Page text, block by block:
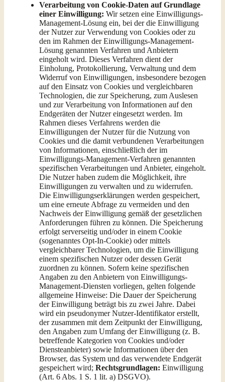
Verarbeitung von Cookie-Daten auf Grundlage
einer Einwilligung: Wir setzen eine Einwilligungs-
Management-Lösung ein, bei der die Einwilligung
der Nutzer zur Verwendung von Cookies oder zu
den im Rahmen der Einwilligungs-Management-
Lösung genannten Verfahren und Anbietern
eingeholt wird. Dieses Verfahren dient der
Einholung, Protokollierung, Verwaltung und dem
Widerruf von Einwilligungen, insbesondere bezogen
auf den Einsatz von Cookies und vergleichbaren
Technologien, die zur Speicherung, zum Auslesen
und zur Verarbeitung von Informationen auf den
Endgeräten der Nutzer eingesetzt werden. Im
Rahmen dieses Verfahrens werden die
Einwilligungen der Nutzer für die Nutzung von
Cookies und die damit verbundenen Verarbeitungen
von Informationen, einschließlich der im
Einwilligungs-Management-Verfahren genannten
spezifischen Verarbeitungen und Anbieter, eingeholt.
Die Nutzer haben zudem die Möglichkeit, ihre
Einwilligungen zu verwalten und zu widerrufen.
Die Einwilligungserklärungen werden gespeichert,
um eine erneute Abfrage zu vermeiden und den
Nachweis der Einwilligung gemäß der gesetzlichen
Anforderungen führen zu können. Die Speicherung
erfolgt serverseitig und/oder in einem Cookie
(sogenanntes Opt-In-Cookie) oder mittels
vergleichbarer Technologien, um die Einwilligung
einem spezifischen Nutzer oder dessen Gerät
zuordnen zu können. Sofern keine spezifischen
Angaben zu den Anbietern von Einwilligungs-
Management-Diensten vorliegen, gelten folgende
allgemeine Hinweise: Die Dauer der Speicherung
der Einwilligung beträgt bis zu zwei Jahre. Dabei
wird ein pseudonymer Nutzer-Identifikator erstellt,
der zusammen mit dem Zeitpunkt der Einwilligung,
den Angaben zum Umfang der Einwilligung (z. B.
betreffende Kategorien von Cookies und/oder
Diensteanbieter) sowie Informationen über den
Browser, das System und das verwendete Endgerät
gespeichert wird; Rechtsgrundlagen: Einwilligung
(Art. 6 Abs. 1 S. 1 lit. a) DSGVO).